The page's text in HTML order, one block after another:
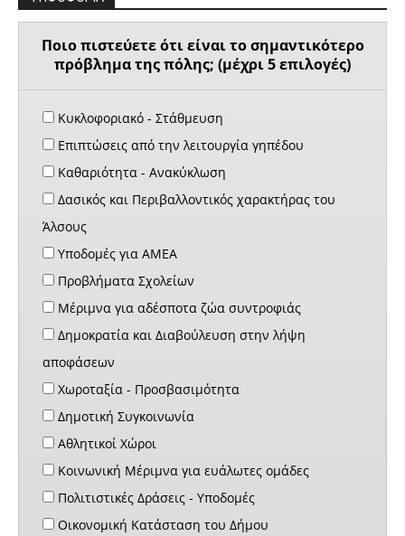
Ποιο πιστεύετε ότι είναι το σημαντικότερο
πρόβλημα της πόλης; (μέχρι 5 επιλογές)
Κυκλοφοριακό - Στάθμευση
Επιπτώσεις από την λειτουργία γηπέδου
Καθαριότητα - Ανακύκλωση
Δασικός και Περιβαλλοντικός χαρακτήρας του
Άλσους
Υποδομές για ΑΜΕΑ
Προβλήματα Σχολείων
Μέριμνα για αδέσποτα ζώα συντροφιάς
Δημοκρατία και Διαβούλευση στην λήψη
αποφάσεων
Χωροταξία - Προσβασιμότητα
Δημοτική Συγκοινωνία
Αθλητικοί Χώροι
Κοινωνική Μέριμνα για ευάλωτες ομάδες
Πολιτιστικές Δράσεις - Υποδομές
Οικονομική Κατάσταση του Δήμου